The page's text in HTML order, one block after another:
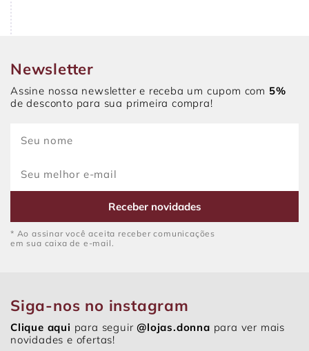
Newsletter
Assine nossa newsletter e receba um cupom com 5%
de desconto para sua primeira compra!
Receber novidades
* Ao assinar você aceita receber comunicações
em sua caixa de e-mail.
Siga-nos no instagram
Clique aqui para seguir@lojas.donna para ver mais
novidades e ofertas!